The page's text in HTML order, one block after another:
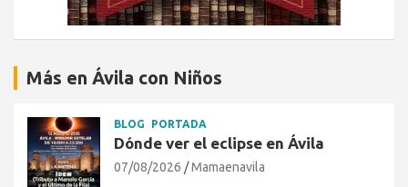
Más en Ávila con Niños
BLOG PORTADA
Dónde ver el eclipse en Ávila
07/08/2026 Mamaenavila